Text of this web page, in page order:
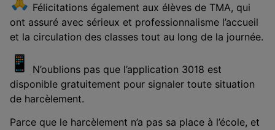
Félicitations également aux élèves de TMA, qui
ont assuré avec sérieux et professionnalisme l’accueil
et la circulation des classes tout au long de la journée.
N’oublions pas que l’application 3018 est
disponible gratuitement pour signaler toute situation
de harcèlement.
Parce que le harcèlement n’a pas sa place à l’école, et